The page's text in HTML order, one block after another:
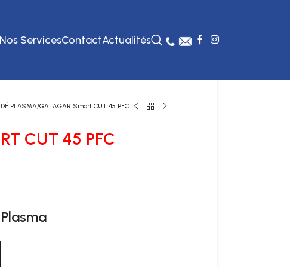
Nos ServicesContactActualités
PLASMA GALAGAR Smart CUT 45 PFC
CUT 45 PFC